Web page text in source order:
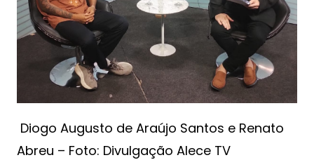
Diogo Augusto de Araújo Santos e Renato
Abreu – Foto: Divulgação Alece TV